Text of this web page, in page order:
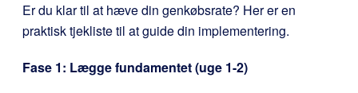
Er du klar til at hæve din genkøbsrate? Her er en
praktisk tjekliste til at guide din implementering.
Fase 1: Lægge fundamentet (uge 1-2)